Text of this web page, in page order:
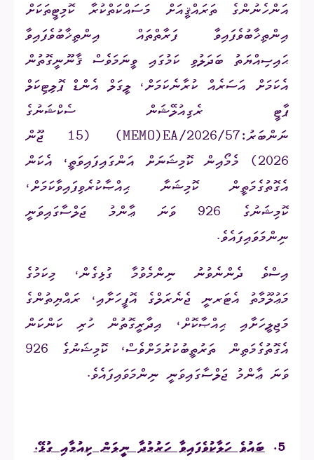
އަންހެނުންގެ ތަރައްޤީއަށް މަސައްކަތްކުރާ ކޮމިޓީތަކަށް
އިންތިޚާބުވެފައިވާ ފަރާތްތައް އިންތިޚާބުވެފައިވާ
ޙައިސިއްޔަތު ބަދަލުވި ކަމުގައި ވީނަމަވެސް ޤާނޫނީގޮތުން
އެކަމަށް އަސަރެއް ކުރާނެކަމަށް، ލީގަލް އެންޑް ޕޮލިޓިކަލް
ޕާޓީ ރެގިއުލޭޝަން ސެކްޝަނުގެ
ނަންބަރު:(MEMO)EA/2026/57
(
15 ޖޫން
2026) މެމޯއިން ކޮމިޝަނަށް އަންގައިފައިވަތީ، އެކަން
އެގޮތުގެމަތީން ކޮމިޝަނާ ޙިއްޞާކުރެވިފައިވާކަމަށް،
ކޮމިޝަނުގެ 926 ވަނަ ޢާންމު ޖަލްސާގައިވަނީ
ނިންމަވައިފައެވެ.
އިސްވެ ދެންނެވުނު ނިންމެވުމާ ގުޅިގެން، މިކަމުގެ
މަޢުލޫމާތު އެޓަރނީ ޖެނެރަލްގެ އޮފީހަށާއި، ރައްޔިތުންގެ
މަޖިލީހަށާއި ޙިއްޞާކޮށް، އިދާރީގޮތުން ހުރި ކަންކަން
އެގޮތުގެމަތިން ތަރުތީބުކުރުމަށްވެސް، ކޮމިޝަނުގެ 926
ވަނަ ޢާންމު ޖަލްސާގައިވަނީ ނިންމަވައިފައެވެ.
5.
ބައުވެ ހަލާކުވެފައިވާ ހަރުމުދާ ނީލަން ކިއުމާއި ގުޅޭ.